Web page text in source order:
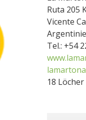
Ruta 205
Vicente
Tel.: +54
18 Löcher